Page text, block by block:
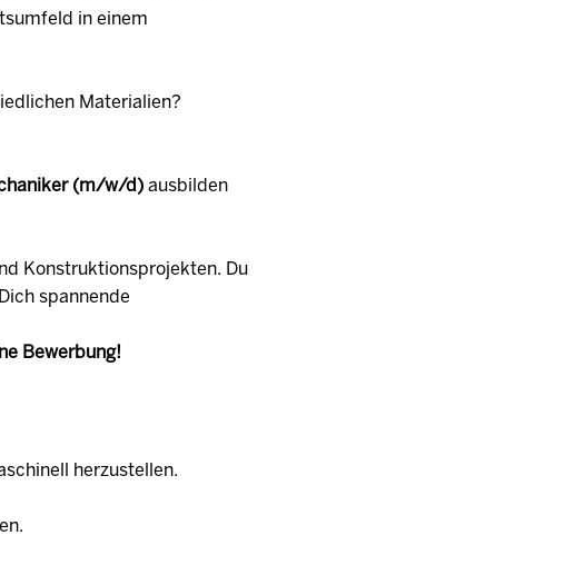
in einem
Materialien?
(m/w/d) ausbilden
Konstruktionsprojekten. Du
spannende
Bewerbung!
herzustellen.